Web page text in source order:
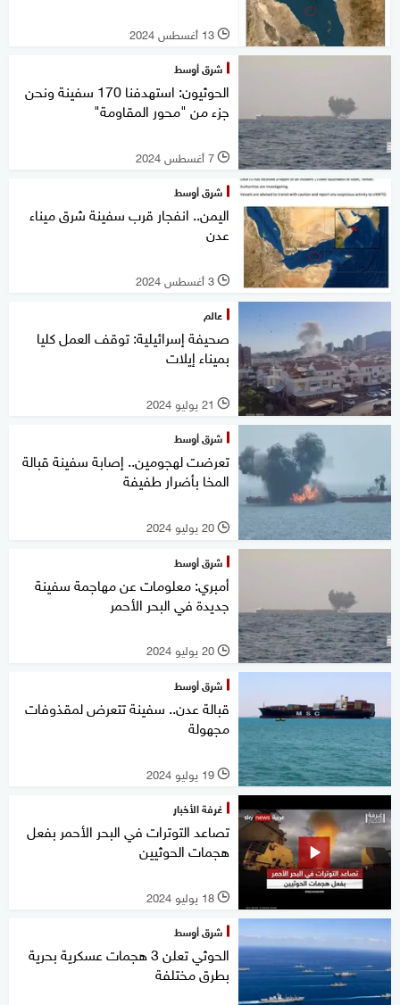
l 13 أغسطس 2024
شرق أوسط
الحوثيون: استهدفنا 170 سفينة ونحن
جزء من "محور المقاومة"
l 7 أغسطس 2024
شرق أوسط
اليمن.. انفجار قرب سفينة شرق ميناء
عدن
l 3 أغسطس 2024
عالم
صحيفة إسرائيلية: توقف العمل كليا
بميناء إيلات
l 21 يوليو 2024
شرق أوسط
تعرضت لهجومين.. إصابة سفينة قبالة
المخا بأضرار طفيفة
l 20 يوليو 2024
شرق أوسط
أمبري: معلومات عن مهاجمة سفينة
جديدة في البحر الأحمر
l 20 يوليو 2024
شرق أوسط
قبالة عدن.. سفينة تتعرض لمقذوفات
مجهولة
l 19 يوليو 2024
غرفة الأخبار
تصاعد التوترات في البحر الأحمر بفعل
هجمات الحوثيين
l 18 يوليو 2024
شرق أوسط
الحوثي تعلن 3 هجمات عسكرية بحرية
بطرق مختلفة